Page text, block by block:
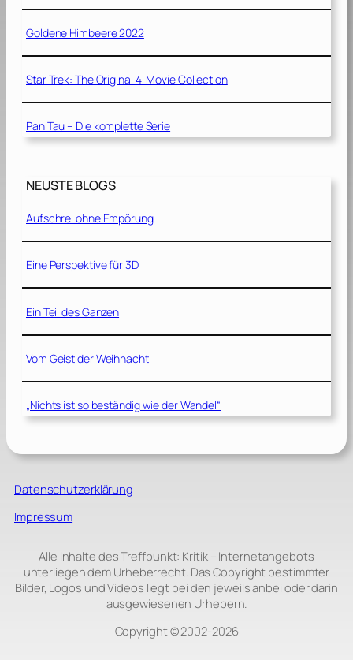
Goldene Himbeere 2022
Star Trek: The Original 4-Movie Collection
Pan Tau – Die komplette Serie
NEUSTE BLOGS
Aufschrei ohne Empörung
Eine Perspektive für 3D
Ein Teil des Ganzen
Vom Geist der Weihnacht
„Nichts ist so beständig wie der Wandel“
Datenschutzerklärung
Impressum
Alle Inhalte des Treffpunkt: Kritik – Internetangebots
unterliegen dem Urheberrecht. Das Copyright bestimmter
Bilder, Logos und Videos liegt bei den jeweils anbei oder darin
ausgewiesenen Urhebern.
Copyright © 2002‑2026